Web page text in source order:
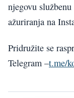
njegovu
ažuriranja na
Pridružite se
Telegram –t.me/